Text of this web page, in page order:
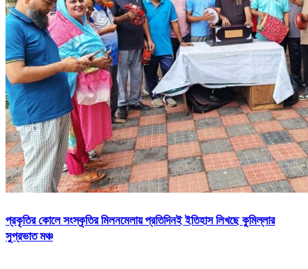
প্রকৃতির কোলে সংস্কৃতির মিলনমেলায় প্রতিদিনই ইতিহাস লিখছে কুমিল্লার
সুপ্রভাত মঞ্চ